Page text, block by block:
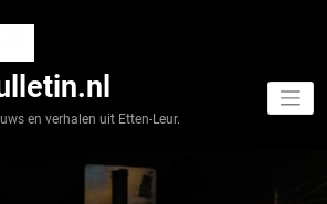
en verhalen uit Etten-Leur.